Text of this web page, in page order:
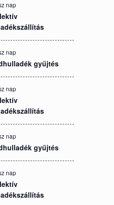
nap
nap
gyűjtés
nap
nap
gyűjtés
nap